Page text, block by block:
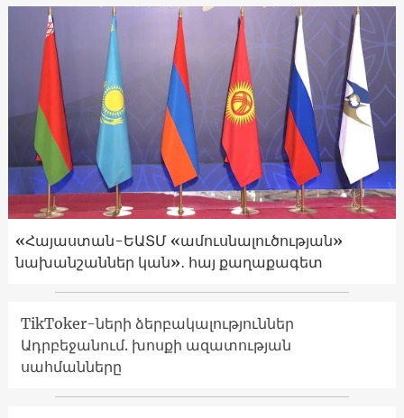
«Հայաստան-ԵԱՏՄ «ամուսնալուծության»
նախանշաններ կան»․ հայ քաղաքագետ
TikToker-ների ձերբակալություններ
Ադրբեջանում. խոսքի ազատության
սահմանները